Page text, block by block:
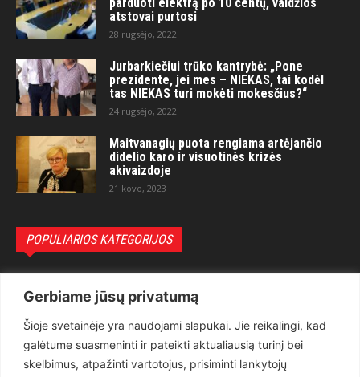
Gerbiame jūsų privatumą
Šioje svetainėje yra naudojami slapukai. Jie reikalingi, kad
galėtume suasmeninti ir pateikti aktualiausią turinį bei
skelbimus, atpažinti vartotojus, prisiminti lankytojų
atstovai purtosi
28 rugsėjo, 2022
Jurbarkiečiui trūko kantrybė: „Pone
prezidente, jei mes – NIEKAS, tai kodėl
tas NIEKAS turi mokėti mokesčius?“
24 rugsėjo, 2022
Maitvanagių puota rengiama artėjančio
didelio karo ir visuotinės krizės
akivaizdoje
21 kovo, 2023
POPULIARIOS KATEGORIJOS
Teisėsauga
1497
Aktualu